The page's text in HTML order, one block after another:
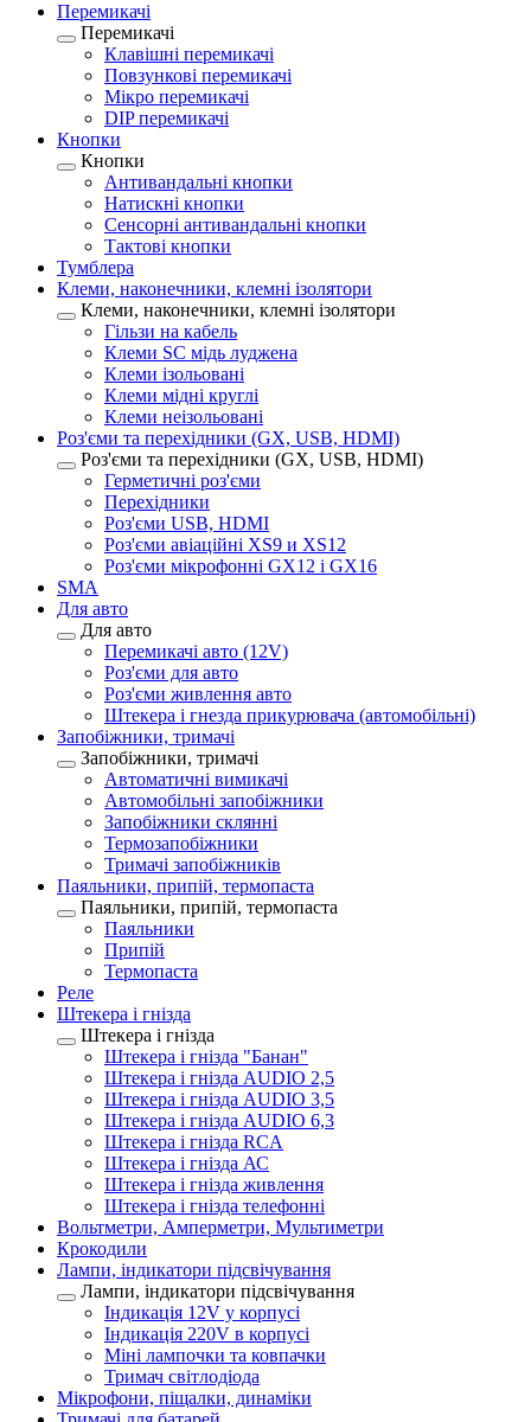
Перемикачі
Перемикачі
Клавішні перемикачі
Повзункові перемикачі
Мікро перемикачі
DIP перемикачі
Кнопки
Кнопки
Антивандальні кнопки
Натискні кнопки
Сенсорні антивандальні кнопки
Тактові кнопки
Тумблера
Клеми, наконечники, клемні ізолятори
Клеми, наконечники, клемні ізолятори
Гільзи на кабель
Клеми SC мідь луджена
Клеми ізольовані
Клеми мідні круглі
Клеми неізольовані
Роз'єми та перехідники (GX, USB, HDMI)
Роз'єми та перехідники (GX, USB, HDMI)
Герметичні роз'єми
Перехідники
Роз'єми USB, HDMI
Роз'єми авіаційні XS9 и XS12
Роз'єми мікрофонні GX12 і GX16
SMA
Для авто
Для авто
Перемикачі авто (12V)
Роз'єми для авто
Роз'єми живлення авто
Штекера і гнезда прикурювача (автомобільні)
Запобіжники, тримачі
Запобіжники, тримачі
Автоматичні вимикачі
Автомобільні запобіжники
Запобіжники склянні
Термозапобіжники
Тримачі запобіжників
Паяльники, припій, термопаста
Паяльники, припій, термопаста
Паяльники
Припій
Термопаста
Реле
Штекера і гнізда
Штекера і гнізда
Штекера і гнізда "Банан"
Штекера і гнізда AUDIO 2,5
Штекера і гнізда AUDIO 3,5
Штекера і гнізда AUDIO 6,3
Штекера і гнізда RCA
Штекера і гнізда АС
Штекера і гнізда живлення
Штекера і гнізда телефонні
Вольтметри, Амперметри, Мультиметри
Крокодили
Лампи, індикатори підсвічування
Лампи, індикатори підсвічування
Індикація 12V у корпусі
Індикація 220V в корпусі
Міні лампочки та ковпачки
Тримач світлодіода
Мікрофони, піщалки, динаміки